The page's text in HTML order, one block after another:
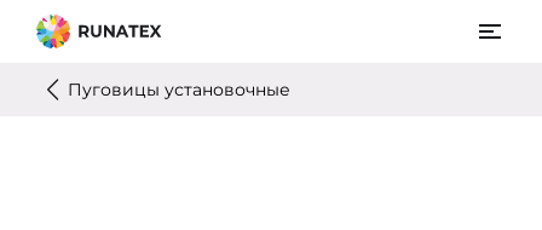
Пуговицы установочные